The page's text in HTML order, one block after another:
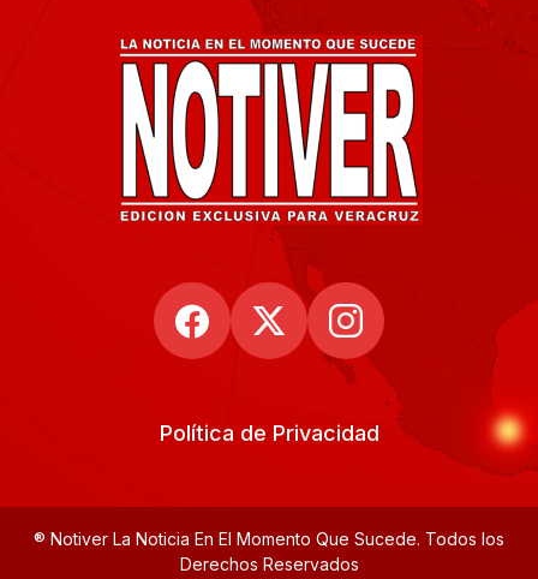
Política de Privacidad
® Notiver La Noticia En El Momento Que Sucede. Todos los
Derechos Reservados